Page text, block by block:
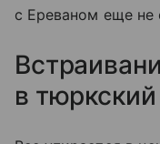
с Ереваном еще не
в